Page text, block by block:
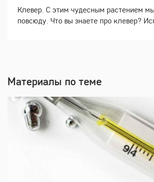
Клевер. С этим чудесным растением
повсюду. Что вы знаете про клевер?
Материалы по теме